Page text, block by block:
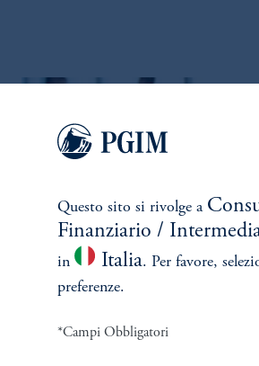
Weekly View from the
PGIM Fixed Income condivide le sue
Questo sito si rivolge a
Finanziario /
in
Italia. Per favore,
preferenze.
*Campi Obbligatori